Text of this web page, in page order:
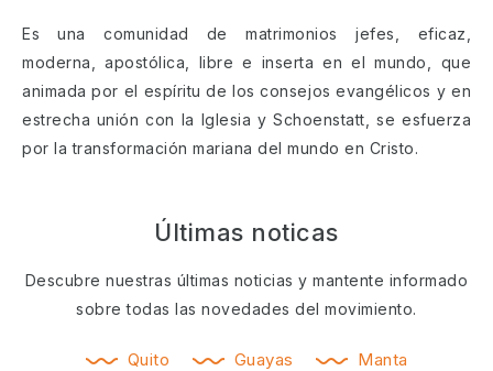
Es una comunidad de matrimonios jefes, eficaz,
moderna, apostólica, libre e inserta en el mundo, que
animada por el espíritu de los consejos evangélicos y en
estrecha unión con la Iglesia y Schoenstatt, se esfuerza
por la transformación mariana del mundo en Cristo.
Últimas noticas
Descubre nuestras últimas noticias y mantente informado
sobre todas las novedades del movimiento.
Quito Guayas Manta